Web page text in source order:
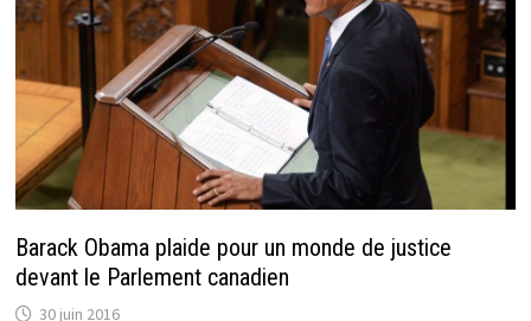
Barack Obama plaide pour un monde de justice
devant le Parlement canadien
30 juin 2016